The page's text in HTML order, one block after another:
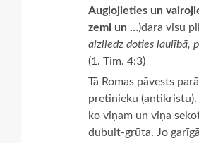
Augļojieties un
zemi un …)dara visu
aizliedz doties laulībā,
(1. Tim. 4:3)
Tā Romas pāvests
pretinieku (antikristu).
ko viņam un viņa
dubult-grūta. Jo